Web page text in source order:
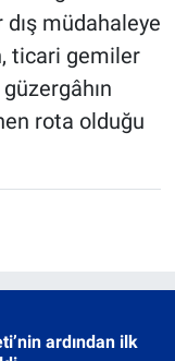
müdahaleye
ticari gemiler
rota olduğu
ardından ilk